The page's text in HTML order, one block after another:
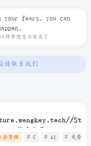
your fears, you can
将梦想变为现实了
年度会员
杂货铺 # C # AI # 免费